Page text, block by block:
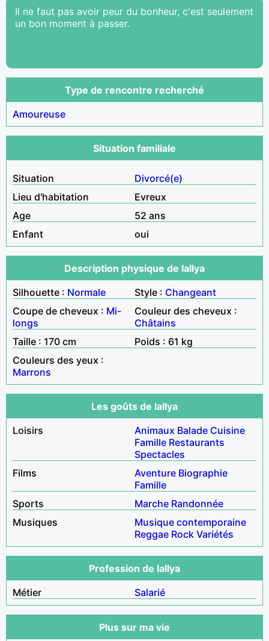
Il ne faut pas avoir peur du bonheur, c'est seulement
un bon moment à passer.
Type de rencontre recherché
Amoureuse
Situation familiale
Situation
Divorcé(e)
Lieu d'habitation
Evreux
Age
52 ans
Enfant
oui
Description physique de lallya
Silhouette : Normale Style : Changeant
Coupe de cheveux : Mi-
longs
Couleur des cheveux :
Châtains
Taille : 170 cm
Poids : 61 kg
Couleurs des yeux :
Marrons
Les goûts de lallya
Loisirs
Animaux Balade Cuisine
Famille Restaurants
Spectacles
Films
Aventure Biographie
Famille
Sports
Marche Randonnée
Musiques
Musique contemporaine
Reggae Rock Variétés
Profession de lallya
Métier
Salarié
Plus sur ma vie